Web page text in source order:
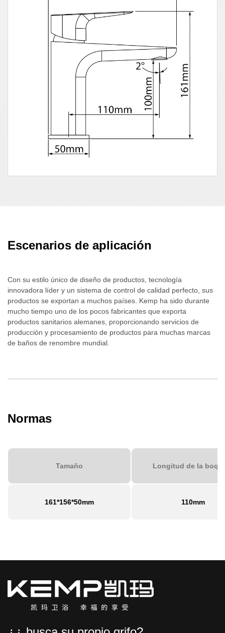
Escenarios de aplicación
Con su estilo único de diseño de productos, tecnología
innovadora líder y un sistema de control de calidad perfecto, sus
productos se exportan a muchos países. Kemp ha sido durante
mucho tiempo uno de los pocos fabricantes que exporta
productos sanitarios alemanes, proporcionando servicios de
producción y procesamiento de productos para muchas marcas
de baños de renombre mundial.
Normas
Tamaño Longitud de la
161*156*50mm 110mm